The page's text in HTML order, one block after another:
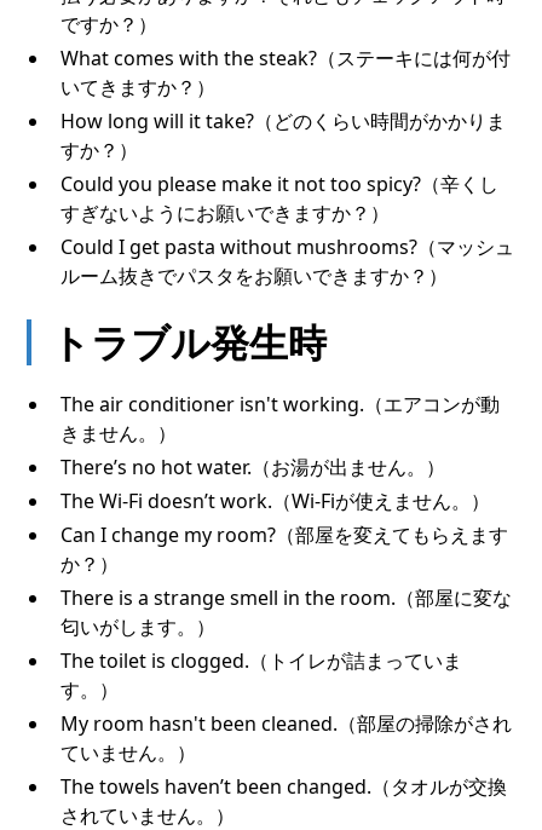
ですか？）
What comes with the steak?（ステーキには何が付
いてきますか？）
How long will it take?（どのくらい時間がかかりま
すか？）
Could you please make it not too spicy?（辛くし
すぎないようにお願いできますか？）
Could I get pasta without mushrooms?（マッシュ
ルーム抜きでパスタをお願いできますか？）
トラブル発生時
The air conditioner isn't working.（エアコンが動
きません。）
There’s no hot water.（お湯が出ません。）
The Wi-Fi doesn’t work.（Wi-Fiが使えません。）
Can I change my room?（部屋を変えてもらえます
か？）
There is a strange smell in the room.（部屋に変な
匂いがします。）
The toilet is clogged.（トイレが詰まっていま
す。）
My room hasn't been cleaned.（部屋の掃除がされ
ていません。）
The towels haven’t been changed.（タオルが交換
されていません。）